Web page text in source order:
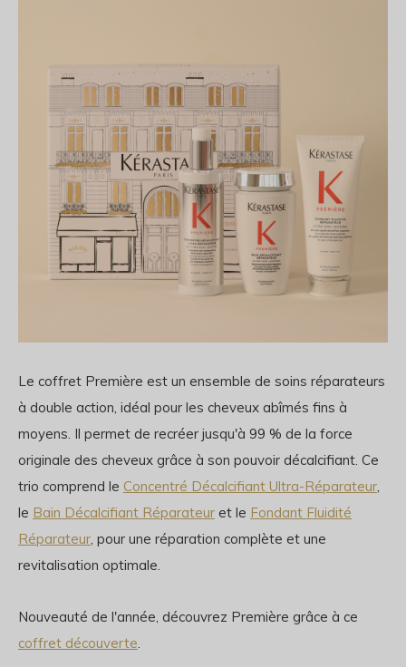
Le coffret Première est un ensemble de soins réparateurs
à double action, idéal pour les cheveux abîmés fins à
moyens. Il permet de recréer jusqu'à 99 % de la force
originale des cheveux grâce à son pouvoir décalcifiant. Ce
trio comprend le Concentré Décalcifiant Ultra-Réparateur,
le Bain Décalcifiant Réparateur et le Fondant Fluidité
Réparateur, pour une réparation complète et une
revitalisation optimale.
Nouveauté de l'année, découvrez Première grâce à ce
coffret découverte.